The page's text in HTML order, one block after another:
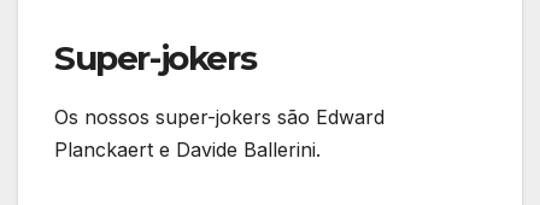
Super-jokers
Os nossos super-jokers são Edward
Planckaert e Davide Ballerini.